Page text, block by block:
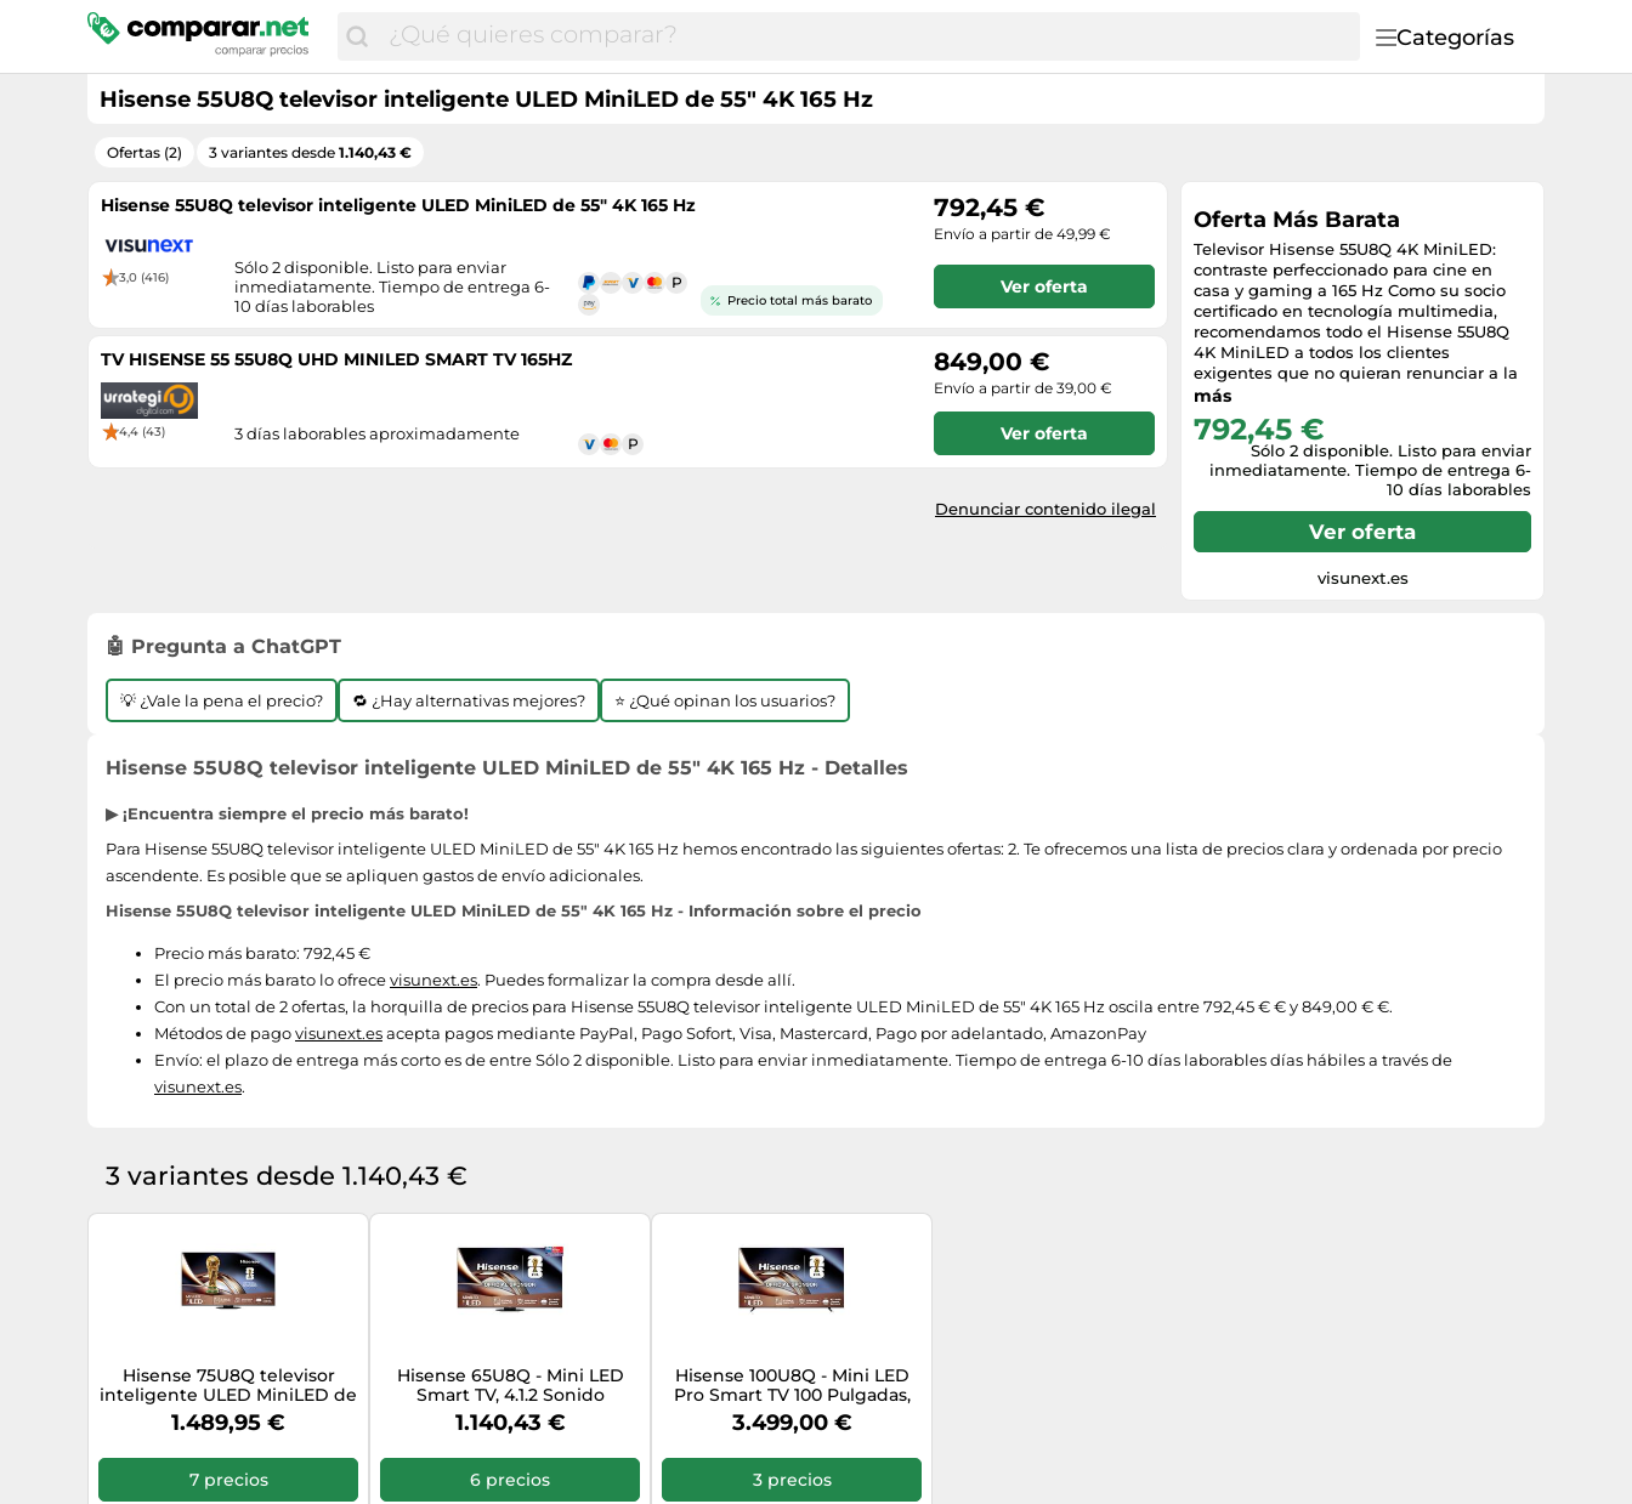
Categorías
Hisense 55U8Q televisor inteligente ULED MiniLED de 55" 4K 165 Hz
Ofertas (2) 3 variantes desde 1.140,43 €
Hisense 55U8Q televisor inteligente ULED MiniLED de 55" 4K 165 Hz
3,0 (416)
Precio total más barato
Sólo 2 disponible. Listo para enviar
inmediatamente. Tiempo de entrega 6-
10 días laborables
792,45 €
Envío a partir de 49,99 €
Ver oferta
TV HISENSE 55 55U8Q UHD MINILED SMART TV 165HZ
4,4 (43) 3 días laborables aproximadamente
849,00 €
Envío a partir de 39,00 €
Ver oferta
Denunciar contenido ilegal
Oferta Más Barata
Televisor Hisense 55U8Q 4K MiniLED:
contraste perfeccionado para cine en
casa y gaming a 165 Hz Como su socio
certificado en tecnología multimedia,
recomendamos todo el Hisense 55U8Q
4K MiniLED a todos los clientes
exigentes que no quieran renunciar a la
calidad de imagen y al rendimiento.
convencionales reflejan la luz en
habitaciones luminosas o muestran
movimientos borrosos en juegos
rápidos? Este modelo ULED resuelve
estos retos. Gracias a la combinación de
la precisa retroiluminación Mini-LED PRO
y la frecuencia de imagen nativa de 165
Hz, siempre obtendrá una imagen nítida
más
792,45 €
Sólo 2 disponible. Listo para enviar
inmediatamente. Tiempo de entrega 6-
10 días laborables
Ver oferta
visunext.es
🤖 Pregunta a ChatGPT
💡 ¿Vale la pena el precio? 🔁 ¿Hay alternativas mejores? ⭐ ¿Qué opinan los usuarios?
Hisense 55U8Q televisor inteligente ULED MiniLED de 55" 4K 165 Hz - Detalles
▶ ¡Encuentra siempre el precio más barato!
Para Hisense 55U8Q televisor inteligente ULED MiniLED de 55" 4K 165 Hz hemos encontrado las siguientes ofertas: 2. Te ofrecemos una lista de precios clara y ordenada por precio
ascendente. Es posible que se apliquen gastos de envío adicionales.
Hisense 55U8Q televisor inteligente ULED MiniLED de 55" 4K 165 Hz - Información sobre el precio
Precio más barato: 792,45 €
El precio más barato lo ofrecevisunext.es. Puedes formalizar la compra desde allí.
Con un total de 2 ofertas, la horquilla de precios para Hisense 55U8Q televisor inteligente ULED MiniLED de 55" 4K 165 Hz oscila entre 792,45 € € y 849,00 € €.
Métodos de pagovisunext.esacepta pagos mediante PayPal, Pago Sofort, Visa, Mastercard, Pago por adelantado, AmazonPay
Envío: el plazo de entrega más corto es de entre Sólo 2 disponible. Listo para enviar inmediatamente. Tiempo de entrega 6-10 días laborables días hábiles a través de
visunext.es.
3 variantes desde 1.140,43 €
Hisense 75U8Q televisor
inteligente ULED MiniLED de
75" 4K 165 Hz
1.489,95 €
7 precios
Hisense 65U8Q - Mini LED
Smart TV, 4.1.2 Sonido
multicanal, Modo Juego Ultra
de 165Hz, Anti-Reflection Pro,
Full Array Local Dimming,
Dolby Vision IQ & Dolby
Atmos
1.140,43 €
6 precios
Hisense 100U8Q - Mini LED
Pro Smart TV 100 Pulgadas,
Procesador Hi-View IA PRO,
4.1.2 Sonido multicanal, Modo
Juego Ultra 165Hz, Antireflejo
Pro, Full Array Local
Dimming, Dolby Vision IQ,
3.499,00 €
3 precios